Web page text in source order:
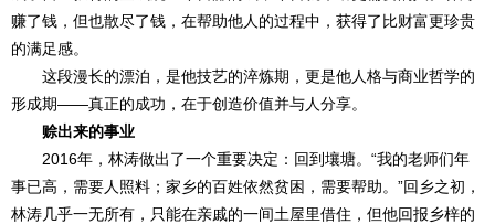
赚了钱，但也散尽了钱，在帮助他人的过程中，获得了比财富更珍贵
的满足感。
这段漫长的漂泊，是他技艺的淬炼期，更是他人格与商业哲学的
形成期——真正的成功，在于创造价值并与人分享。
赊出来的事业
2016年，林涛做出了一个重要决定：回到壤塘。“我的老师们年
事已高，需要人照料；家乡的百姓依然贫困，需要帮助。”回乡之初，
林涛几乎一无所有，只能在亲戚的一间土屋里借住，但他回报乡梓的